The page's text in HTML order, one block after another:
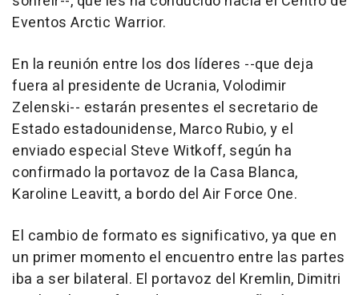
Eventos Arctic Warrior.
En la reunión entre los dos líderes --que deja
fuera al presidente de Ucrania, Volodimir
Zelenski-- estarán presentes el secretario de
Estado estadounidense, Marco Rubio, y el
enviado especial Steve Witkoff, según ha
confirmado la portavoz de la Casa Blanca,
Karoline Leavitt, a bordo del Air Force One.
El cambio de formato es significativo, ya que en
un primer momento el encuentro entre las partes
iba a ser bilateral. El portavoz del Kremlin, Dimitri